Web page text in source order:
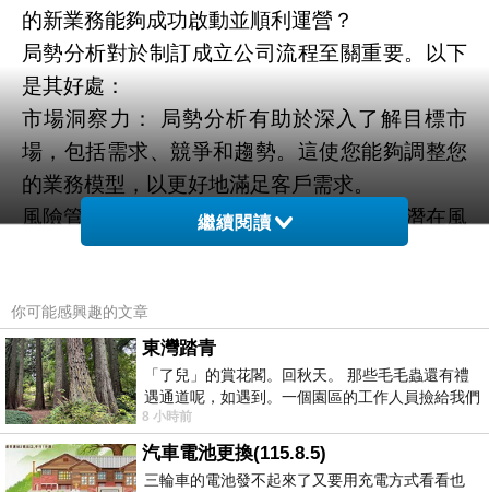
的新業務能夠成功啟動並順利運營？
局勢分析對於制訂成立公司流程至關重要。以下
是其好處：
市場洞察力： 局勢分析有助於深入了解目標市
場，包括需求、競爭和趨勢。這使您能夠調整您
的業務模型，以更好地滿足客戶需求。
風險管理： 透過局勢分析，您可以識別出潛在風
險和挑戰，並制定應對策略，降低公司的風險。
保所有行動都與實現這些目標一致。
資源分配： 了解市場情況後，您可以更明智地分
配資源，確保資金、時間和人力資源得到最佳利
用。
競爭優勢： 通過分析競爭環境，您可以找到定位
和差異化的機會，以吸引更多客戶。
繼續閱讀
你可能感興趣的文章
東灣踏青
「了兒」的賞花閣。回秋天。 那些毛毛蟲還有禮
遇通道呢，如遇到。一個園區的工作人員撿給我們
細賞。
8 小時前
汽車電池更換(115.8.5)
三輪車的電池發不起來了又要用充電方式看看也